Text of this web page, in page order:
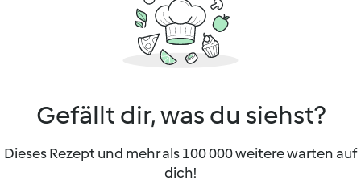
Gefällt dir, was du siehst?
Dieses Rezept und mehr als 100 000 weitere warten auf
dich!